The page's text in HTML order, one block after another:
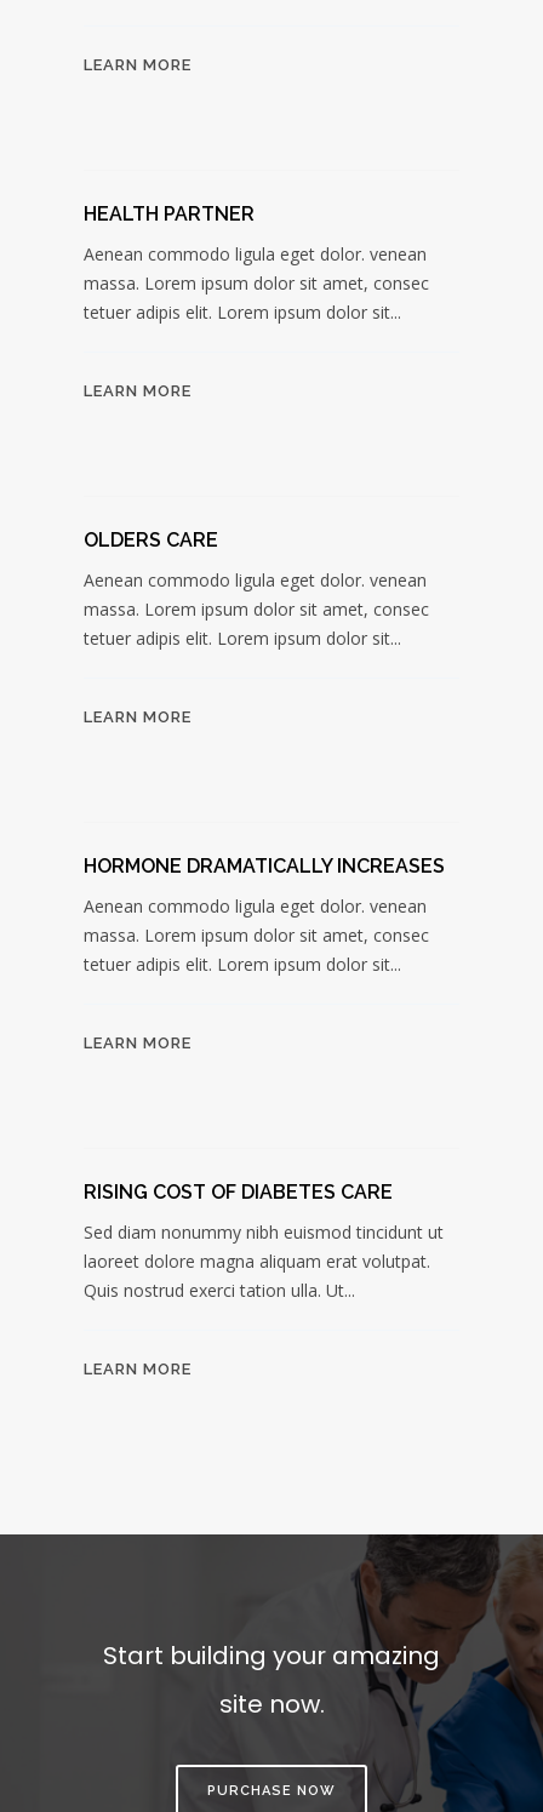
LEARN MORE
HEALTH PARTNER
Aenean commodo ligula eget dolor. venean
massa. Lorem ipsum dolor sit amet, consec
tetuer adipis elit. Lorem ipsum dolor sit...
LEARN MORE
OLDERS CARE
Aenean commodo ligula eget dolor. venean
massa. Lorem ipsum dolor sit amet, consec
tetuer adipis elit. Lorem ipsum dolor sit...
LEARN MORE
HORMONE DRAMATICALLY INCREASES
Aenean commodo ligula eget dolor. venean
massa. Lorem ipsum dolor sit amet, consec
tetuer adipis elit. Lorem ipsum dolor sit...
LEARN MORE
RISING COST OF DIABETES CARE
Sed diam nonummy nibh euismod tincidunt ut
laoreet dolore magna aliquam erat volutpat.
Quis nostrud exerci tation ulla. Ut...
LEARN MORE
Start building your amazing
site now.
PURCHASE NOW